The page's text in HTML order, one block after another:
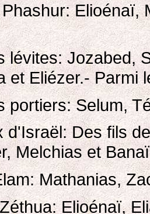
Elioénaï,
lévites: Jozabed,
et Eliézer.- Parmi
portiers: Selum,
Des fils
Melchias et
Mathanias,
Elioénaï,